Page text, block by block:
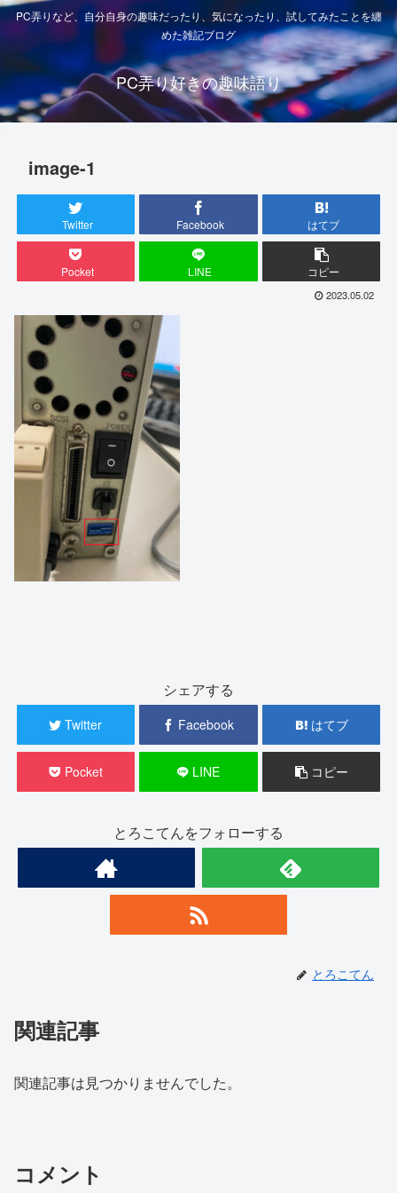
PC弄りなど、自分自身の趣味だったり、気になったり、試してみたことを纏
めた雑記ブログ
PC弄り好きの趣味語り
image-1
Twitter Facebook はてブ
Pocket LINE コピー
2023.05.02
シェアする
Twitter Facebook はてブ
Pocket LINE コピー
とろこてんをフォローする
とろこてん
関連記事
関連記事は見つかりませんでした。
コメント